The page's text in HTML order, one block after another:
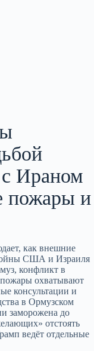
Ираном
пожары и
как внешние
США и Израиля
конфликт в
пожары охватывают
консультации и
в Ормузском
заморожена до
отстоять
ведёт отдельные